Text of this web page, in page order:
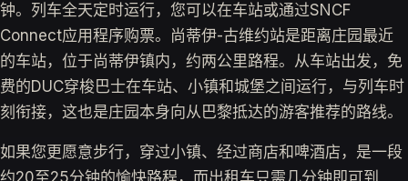
钟。列车全天定时运行，您可以在车站或通过SNCF
Connect应用程序购票。尚蒂伊-古维约站是距离庄园最近
的车站，位于尚蒂伊镇内，约两公里路程。从车站出发，免
费的DUC穿梭巴士在车站、小镇和城堡之间运行，与列车时
刻衔接，这也是庄园本身向从巴黎抵达的游客推荐的路线。
如果您更愿意步行，穿过小镇、经过商店和啤酒店，是一段
约20至25分钟的愉快路程，而出租车只需几分钟即可到